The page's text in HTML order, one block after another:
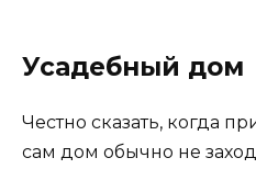
Усадебный дом
Честно сказать, когда
сам дом обычно не